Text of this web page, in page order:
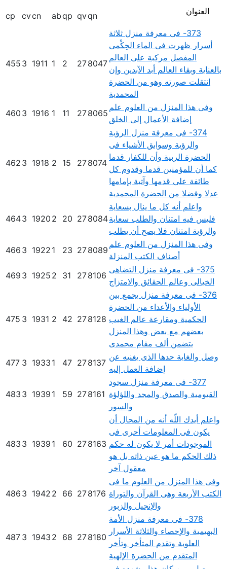
العنوان qn
qv
qp
ab
cn
cv
cp
373- فى معرفة منزل ثلاثة
أسرار ظهرت فى الماء الحِكْمى
المفصل مركبة على العالم
بالعناية وبقاء العالم أبد الآبدين وإن
انتقلت صورته وهو من الحضرة
المحمدية
8047
27
2
1
1911
3
455
وفى هذا المنزل من العلوم علم
إضافة الأعمال إلى الخلق
8065
27
11
1
1916
3
460
374- فى معرفة منزل الرؤية
والرؤية وسوابق الأشياء فى
الحضرة الربية وأن للكفار قدما
كما أن للمؤمنين قدما وقدوم كل
طائفة على قدمها وآتية بإمامها
عدلا وفضلا من الحضرة المحمدية
8074
27
15
2
1918
3
462
واعلم أنه كل ما ينال بسعاية
فليس فيه امتنان والطلب سعاية
والرؤية امتنان فلا يصح أن يطلب
8084
27
20
2
1920
3
464
وفى هذا المنزل من العلوم علم
أصناف الكتب المنزلة
8089
27
23
1
1922
3
466
375- فى معرفة منزل التضاهى
الخيالى وعالم الحقائق والامتزاج
8106
27
31
2
1925
3
469
376- فى معرفة منزل يجمع بين
الأولياء والأعداء من الحضرة
الحكمية ومقارعة عالم الغيب
بعضهم مع بعض وهذا المنزل
يتضمن ألف مقام محمدى
8128
27
42
2
1931
3
475
وصل والغاية حدها الذى يغنيه عن
إضافة العمل إليه
8137
27
47
1
1933
3
477
377- فى معرفة منزل سجود
القيومية والصدق والمجد واللؤلؤة
والسور
8161
27
59
1
1939
3
483
واعلم أيدك اللّه أنه من المحال أن
يكون فى المعلومات أحرى فى
الموجودات أمر لا يكون له حكم
ذلك الحكم ما هو عين ذاته بل هو
معقول آخر
8163
27
60
1
1939
3
483
وفى هذا المنزل من العلوم ما فى
الكتب الأربعة وهى القرآن والتوراة
والإنجيل والزبور
8176
27
66
2
1942
3
486
378- فى معرفة منزل الأمة
البهيمية والإحصاء والثلاثة الأسرار
العلوية وتقدم المتأخر وتأخر
المتقدم من الحضرة الإلهية
8180
27
68
2
1943
3
487